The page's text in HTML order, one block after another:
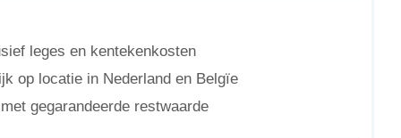
leges en kentekenkosten
op locatie in Nederland en Belgïe
gegarandeerde restwaarde